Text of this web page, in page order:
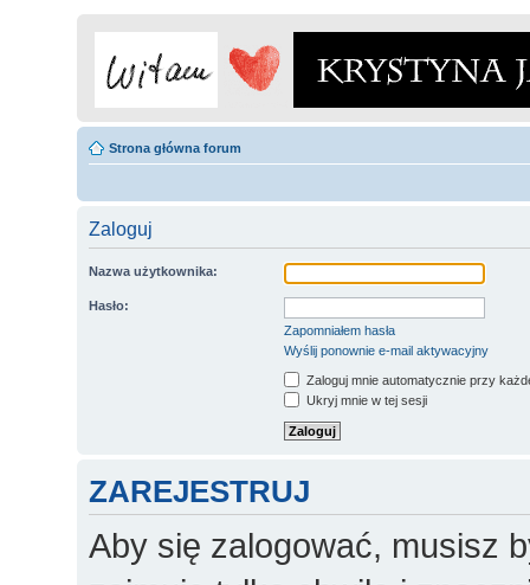
Strona główna forum
Zaloguj
Nazwa użytkownika:
Hasło:
Zapomniałem hasła
Wyślij ponownie e-mail aktywacyjny
Zaloguj mnie automatycznie przy
Ukryj mnie w tej sesji
ZAREJESTRUJ
Aby się zalogować, musisz